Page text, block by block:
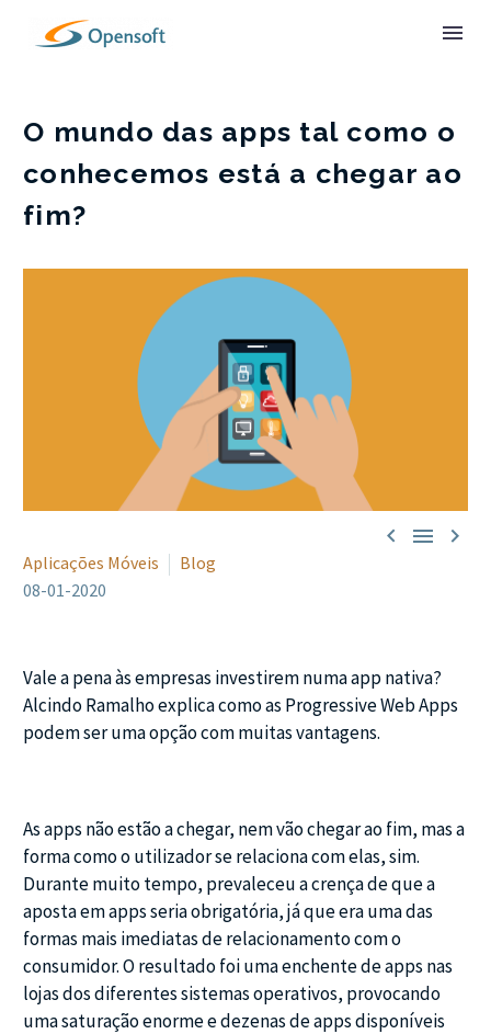
O mundo das apps tal como o
conhecemos está a chegar ao
fim?
  
Aplicações Móveis
Blog
08-01-2020
Vale a pena às empresas investirem numa app nativa?
Alcindo Ramalho explica como as Progressive Web Apps
podem ser uma opção com muitas vantagens.
As apps não estão a chegar, nem vão chegar ao fim, mas a
forma como o utilizador se relaciona com elas, sim.
Durante muito tempo, prevaleceu a crença de que a
aposta em apps seria obrigatória, já que era uma das
formas mais imediatas de relacionamento com o
consumidor. O resultado foi uma enchente de apps nas
lojas dos diferentes sistemas operativos, provocando
uma saturação enorme e dezenas de apps disponíveis